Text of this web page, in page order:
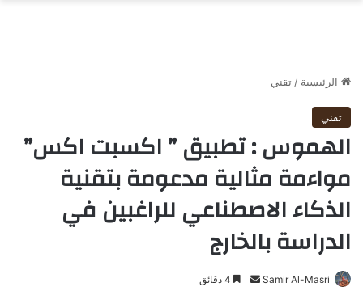
الرئيسية /تقني
تقني
الهموس : تطبيق ” اكسبت اكس”
مواءمة مثالية مدعومة بتقنية
الذكاء الاصطناعي للراغبين في
الدراسة بالخارج
Samir Al-Masri